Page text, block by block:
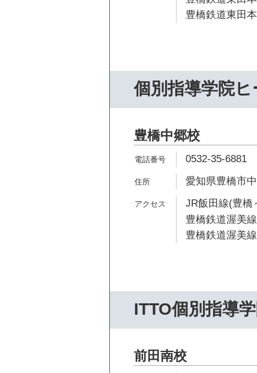
豊橋鉄道東田
個別指導学院
豊橋中郷校
0532-35-6881
愛知県豊橋市
JR飯田線(豊橋
豊橋鉄道渥美
豊橋鉄道渥美
ITTO個別指導
前田南校